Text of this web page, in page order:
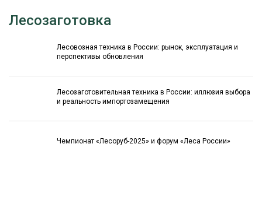
Лесозаготовка
Лесовозная техника в России: рынок, эксплуатация и
перспективы обновления
Лесозаготовительная техника в России: иллюзия выбора
и реальность импортозамещения
Чемпионат «Лесоруб-2025» и форум «Леса России»